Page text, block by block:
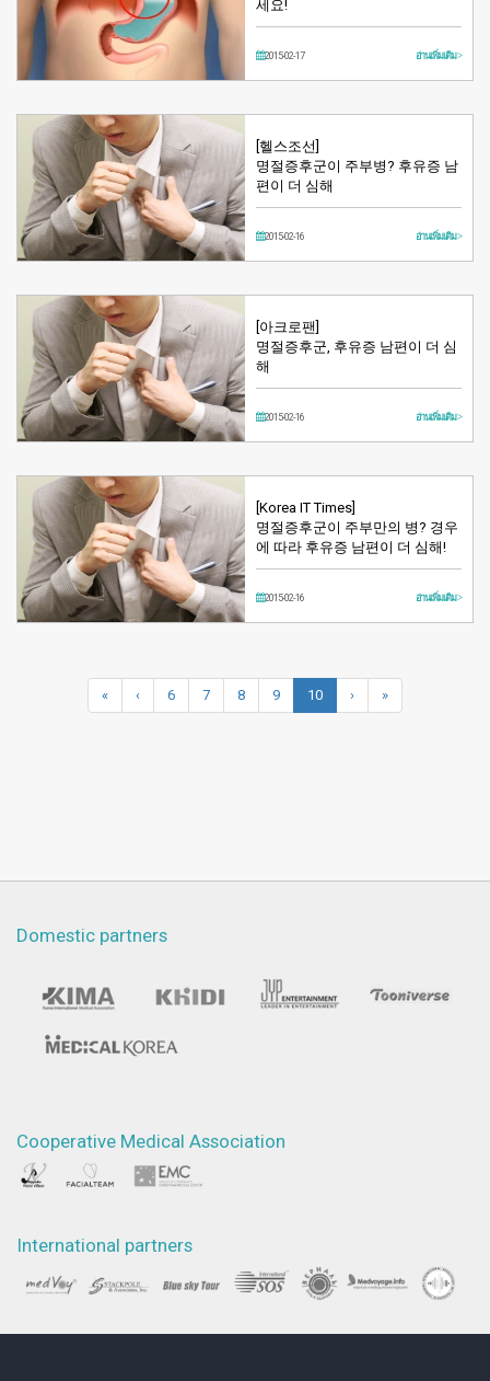
세요!
2015-02-17 อ่านเพิ่มเติม >
[헬스조선]
명절증후군이 주부병? 후유증 남
편이 더 심해
2015-02-16 อ่านเพิ่มเติม >
[아크로팬]
명절증후군, 후유증 남편이 더 심
해
2015-02-16 อ่านเพิ่มเติม >
[Korea IT Times]
명절증후군이 주부만의 병? 경우
에 따라 후유증 남편이 더 심해!
2015-02-16 อ่านเพิ่มเติม >
« ‹ 6 7 8 9 10 › »
Domestic partners
Cooperative Medical Association
International partners